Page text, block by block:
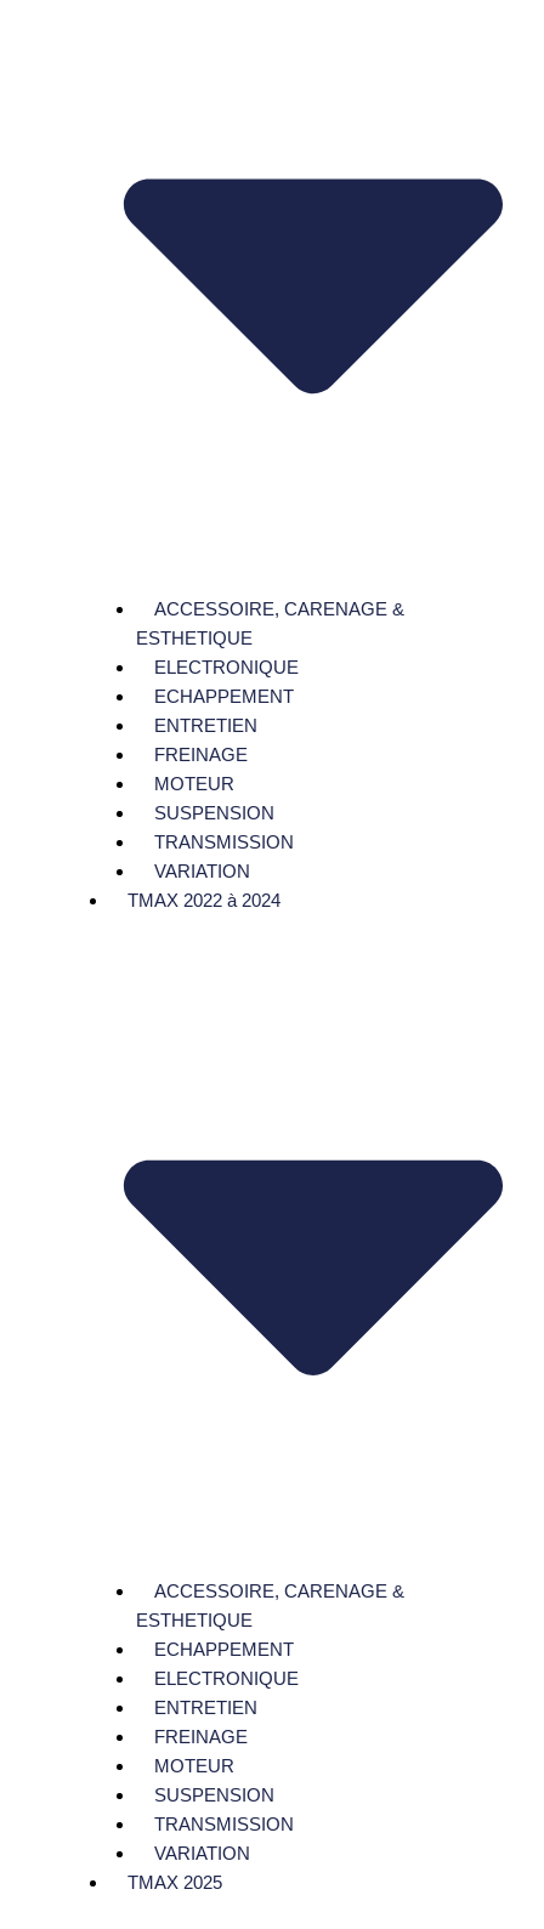
ACCESSOIRE, CARENAGE &
ESTHETIQUE
ELECTRONIQUE
ECHAPPEMENT
ENTRETIEN
FREINAGE
MOTEUR
SUSPENSION
TRANSMISSION
VARIATION
TMAX 2022 à 2024
ACCESSOIRE, CARENAGE &
ESTHETIQUE
ECHAPPEMENT
ELECTRONIQUE
ENTRETIEN
FREINAGE
MOTEUR
SUSPENSION
TRANSMISSION
VARIATION
TMAX 2025